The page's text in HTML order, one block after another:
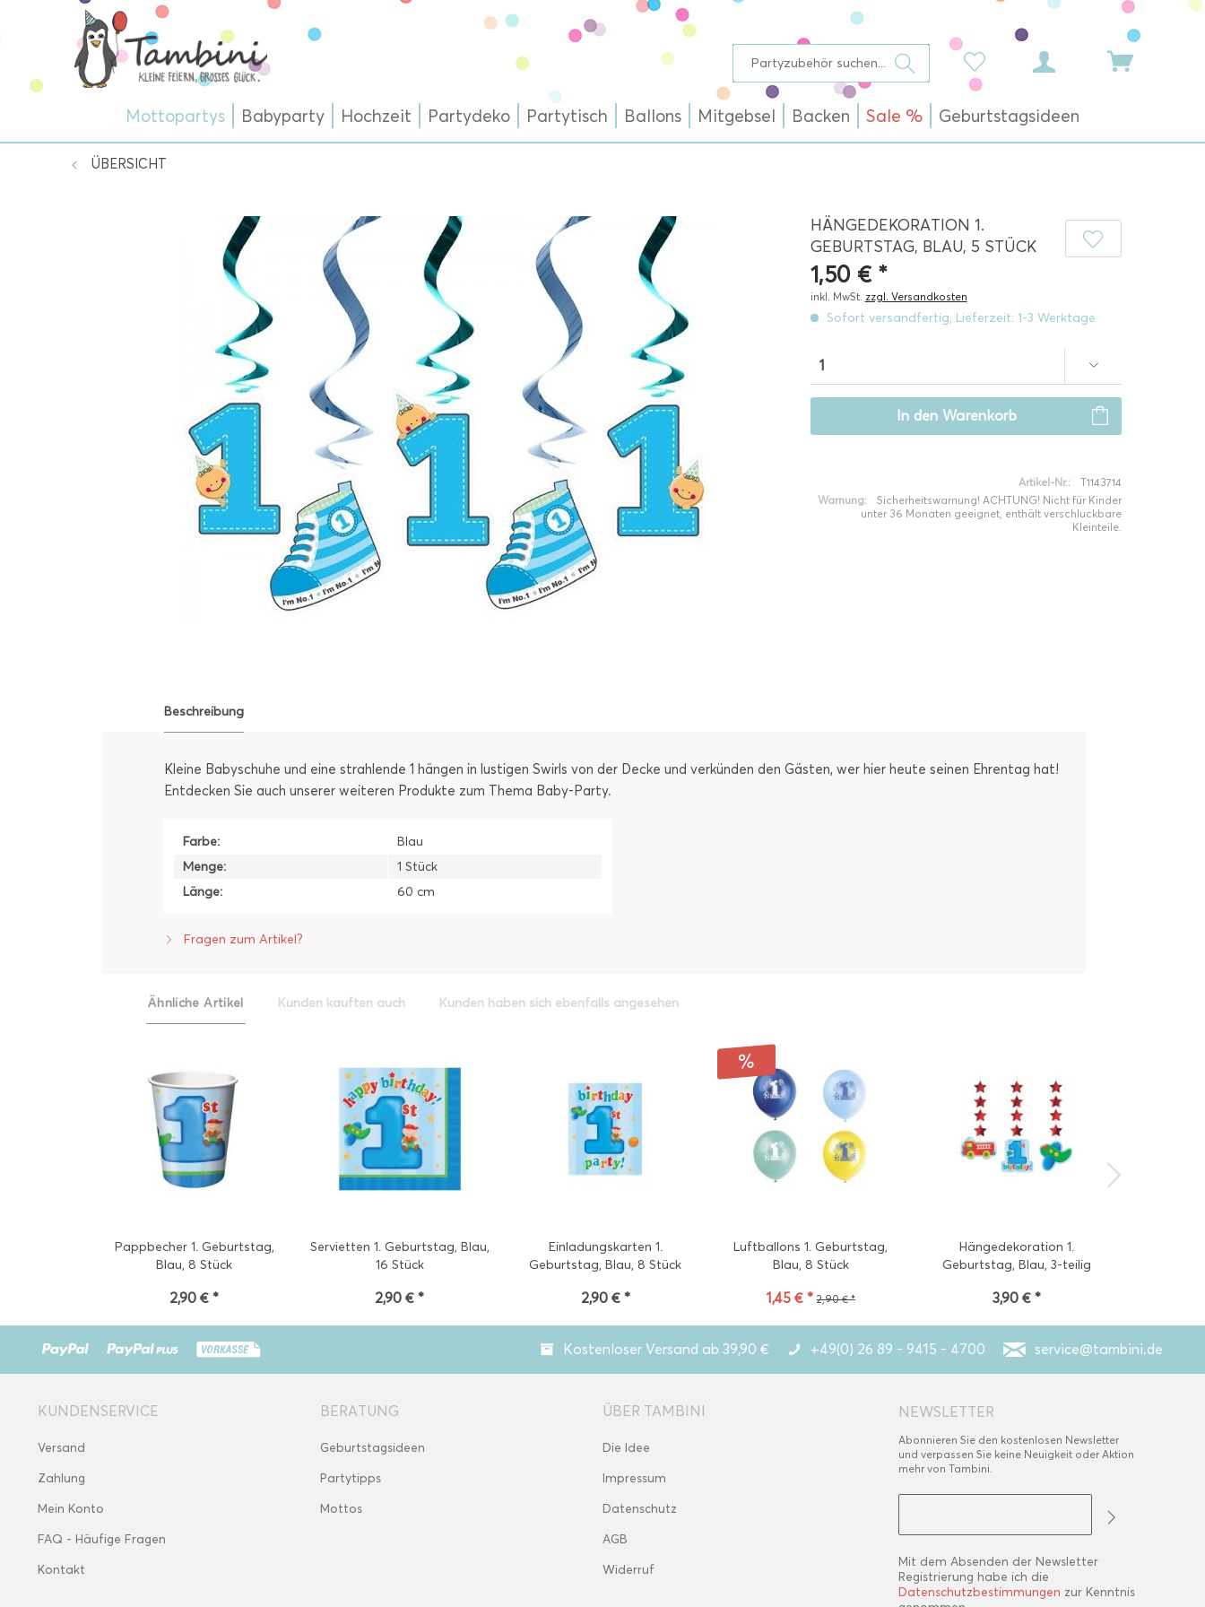
Mottopartys Babyparty Hochzeit Partydeko Partytisch Ballons Mitgebsel Backen Sale % Geburtstagsideen
ÜBERSICHT
HÄNGEDEKORATION 1.
GEBURTSTAG, BLAU, 5 STÜCK
1,50 € *
inkl. MwSt. zzgl. Versandkosten
Sofort versandfertig, Lieferzeit: 1-3 Werktage
In den Warenkorb
Artikel-Nr.:
T1143714
Warnung:
Sicherheitswarnung! ACHTUNG! Nicht für Kinder
unter 36 Monaten geeignet, enthält verschluckbare
Kleinteile.
Beschreibung
Kleine Babyschuhe und eine strahlende 1 hängen in lustigen Swirls von der Decke und verkünden den Gästen, wer hier heute seinen Ehrentag hat!
Entdecken Sie auch unserer weiteren Produkte zum Thema Baby-Party.
Farbe:
Blau
Menge:
1 Stück
Länge:
60 cm
Fragen zum Artikel?
Ähnliche Artikel Kunden kauften auch Kunden haben sich ebenfalls angesehen
Pappbecher 1. Geburtstag,
Blau, 8 Stück
2,90 € *
Servietten 1. Geburtstag, Blau,
16 Stück
2,90 € *
Einladungskarten 1.
Geburtstag, Blau, 8 Stück
2,90 € *
Luftballons 1. Geburtstag,
Blau, 8 Stück
1,45 € * 2,90 € *
Hängedekoration 1.
Geburtstag, Blau, 3-teilig
3,90 € *
Kostenloser Versand ab 39,90 € +49(0) 26 89 - 9415 - 4700 service@tambini.de
KUNDENSERVICE
Versand
Zahlung
Mein Konto
FAQ - Häufige Fragen
Kontakt
BERATUNG
Geburtstagsideen
Partytipps
Mottos
ÜBER TAMBINI
Die Idee
Impressum
Datenschutz
AGB
Widerruf
NEWSLETTER
Abonnieren Sie den kostenlosen Newsletter
und verpassen Sie keine Neuigkeit oder Aktion
mehr von Tambini.
Mit dem Absenden der Newsletter
Registrierung habe ich die
Datenschutzbestimmungen zur Kenntnis